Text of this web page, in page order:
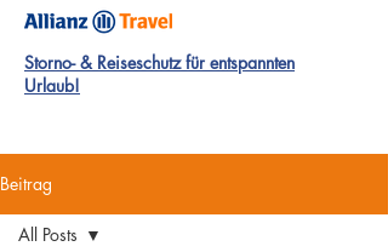
Storno- & Reiseschutz für entspannten
Urlaub!
Beitrag
All Posts